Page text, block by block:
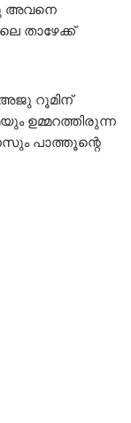
അവനെ
താഴേക്ക്
അജു റൂമിന്
ഉമ്മറത്തിരുന്ന
പാത്തൂന്റെ